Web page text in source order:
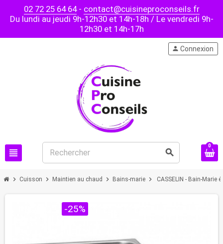
02 72 25 64 64- contact@cuisineproconseils.fr
Du lundi au jeudi 9h-12h30 et 14h-18h / Le vendredi 9h-
12h30 et 14h-17h
view_headline search
person Connexion
0
chevron_right Cuisson chevron_right Maintien au chaud chevron_right Bains-marie chevron_right CASSELIN - Bain-Marie
-25%